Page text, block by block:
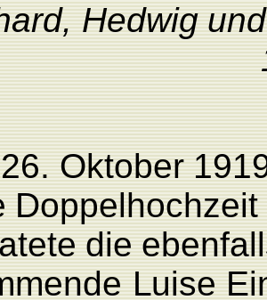
Hedwig und
26. Oktober
Doppelhochzeit
die
Luise